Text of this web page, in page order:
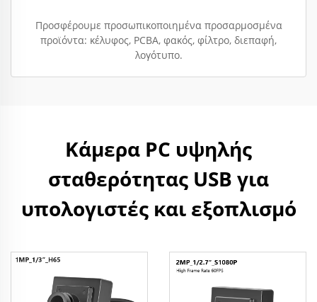
Προσφέρουμε προσωπικοποιημένα προσαρμοσμένα
προϊόντα: κέλυφος, PCBA, φακός, φίλτρο, διεπαφή,
λογότυπο.
Κάμερα PC υψηλής
σταθερότητας USB για
υπολογιστές και εξοπλισμό